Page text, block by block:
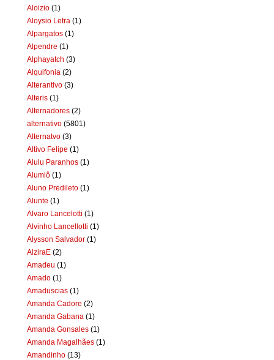
Aloizio (1)
Aloysio Letra (1)
Alpargatos (1)
Alpendre (1)
Alphayatch (3)
Alquifonia (2)
Alterantivo (3)
Alteris (1)
Alternadores (2)
alternativo (5801)
Alternatvo (3)
Altivo Felipe (1)
Alulu Paranhos (1)
Alumiô (1)
Aluno Predileto (1)
Alunte (1)
Alvaro Lancelotti (1)
Alvinho Lancellotti (1)
Alysson Salvador (1)
AlziraE (2)
Amadeu (1)
Amado (1)
Amaduscias (1)
Amanda Cadore (2)
Amanda Gabana (1)
Amanda Gonsales (1)
Amanda Magalhães (1)
Amandinho (13)